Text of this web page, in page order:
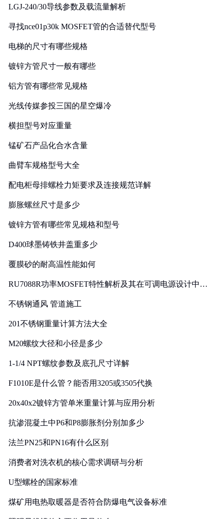
LGJ-240/30导线参数及载流量解析
寻找nce01p30k MOSFET管的合适替代型号
电梯的尺寸有哪些规格
镀锌方管尺寸一般有哪些
铝方管有哪些常见规格
光线传媒参投三国的星空爆冷
横担型号对应重量
锰矿石产品化合水含量
曲臂车规格型号大全
配电柜母排螺栓力矩要求及连接规范详解
膨胀螺丝尺寸是多少
镀锌方管有哪些常见规格和型号
D400球墨铸铁井盖重多少
覆膜砂的耐高温性能如何
RU7088R功率MOSFET特性解析及其在可调电源设计中的
不锈钢通风 管道施工
201不锈钢重量计算方法大全
M20螺纹大径和小径是多少
1-1/4 NPT螺纹参数及底孔尺寸详解
F1010E是什么管？能否用3205或3505代换
20x40x2镀锌方管单米重量计算与应用分析
抗渗混凝土中P6和P8膨胀剂分别加多少
法兰PN25和PN16有什么区别
消费者对洗衣机的核心需求调研与分析
U型螺栓的国家标准
煤矿用电热取暖器是否符合防爆电气设备标准